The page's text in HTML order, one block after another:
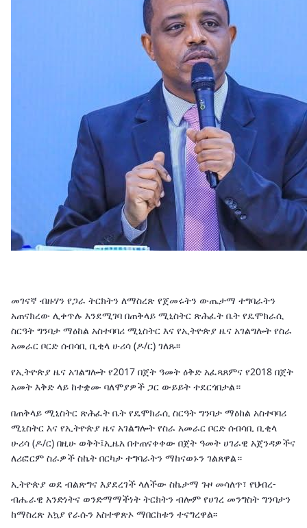
መገናኛ ብዙሃን የጋራ ትርክትን ለማስረጽ የጀመሩትን ውጤታማ ተግባራትን
አጠናክረው ሊቀጥሉ እንደሚገባ በጠቅላይ ሚኒስትር ጽሕፈት ቤት የዴሞክራሲ
ስርዓት ግንባታ ማዕከል አስተባባሪ ሚኒስትር እና የኢትዮጵያ ዜና አገልግሎት የስራ
አመራር ቦርድ ሰብሳቢ ቢቂላ ሁሪሳ (ዶ/ር) ገለጹ፡፡
የኢትዮጵያ ዜና አገልግሎት የ2017 በጀት ዓመት ዕቅድ አፈጻጸምና የ2018 በጀት
አመት እቅድ ላይ ከተቋሙ ባለሞያዎች ጋር ውይይት ተደርጎበታል።
በጠቅላይ ሚኒስትር ጽሕፈት ቤት የዴሞክራሲ ስርዓት ግንባታ ማዕከል አስተባባሪ
ሚኒስትር እና የኢትዮጵያ ዜና አገልግሎት የስራ አመራር ቦርድ ሰብሳቢ ቢቂላ
ሁሪሳ (ዶ/ር) በዚሁ ወቅት፤ኢዜአ በተጠናቀቀው በጀት ዓመት ሀገራዊ አጀንዳዎችና
ለሪፎርም ስራዎች ስኬት በርካታ ተግባራትን ማከናወኑን ገልጸዋል።
ኢትዮጵያ ወደ ብልጽግና እያደረገች ላለችው ስኬታማ ጉዞ መሳለጥ፣ የህብረ-
ብሔራዊ አንድነትና ወንድማማችነት ትርክትን ብሎም የሀገረ መንግስት ግንባታን
ከማስረጽ አኳያ የራሱን አስተዋጽኦ ማበርከቱን ተናግረዋል፡፡